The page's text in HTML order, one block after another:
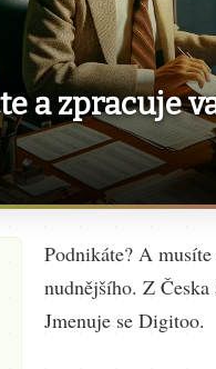
a zpracuje
Podnikáte? A
nudnějšího. Z
Jmenuje se Digitoo.